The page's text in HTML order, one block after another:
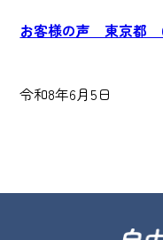
お客様の声 東京都
令和8年6月5日